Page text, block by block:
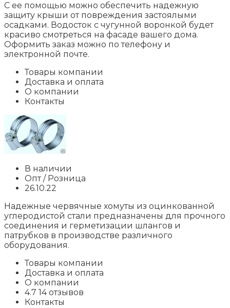
С ее помощью можно обеспечить надежную
защиту крыши от повреждения застоялыми
осадками. Водосток с чугунной воронкой будет
красиво смотреться на фасаде вашего дома.
Оформить заказ можно по телефону и
электронной почте.
Товары компании
Доставка и оплата
О компании
Контакты
В наличии
Опт / Розница
26.10.22
Надежные червячные хомуты из оцинкованной
углеродистой стали предназначены для прочного
соединения и герметизации шлангов и
патрубков в производстве различного
оборудования.
Товары компании
Доставка и оплата
О компании
4.7 14 отзывов
Контакты